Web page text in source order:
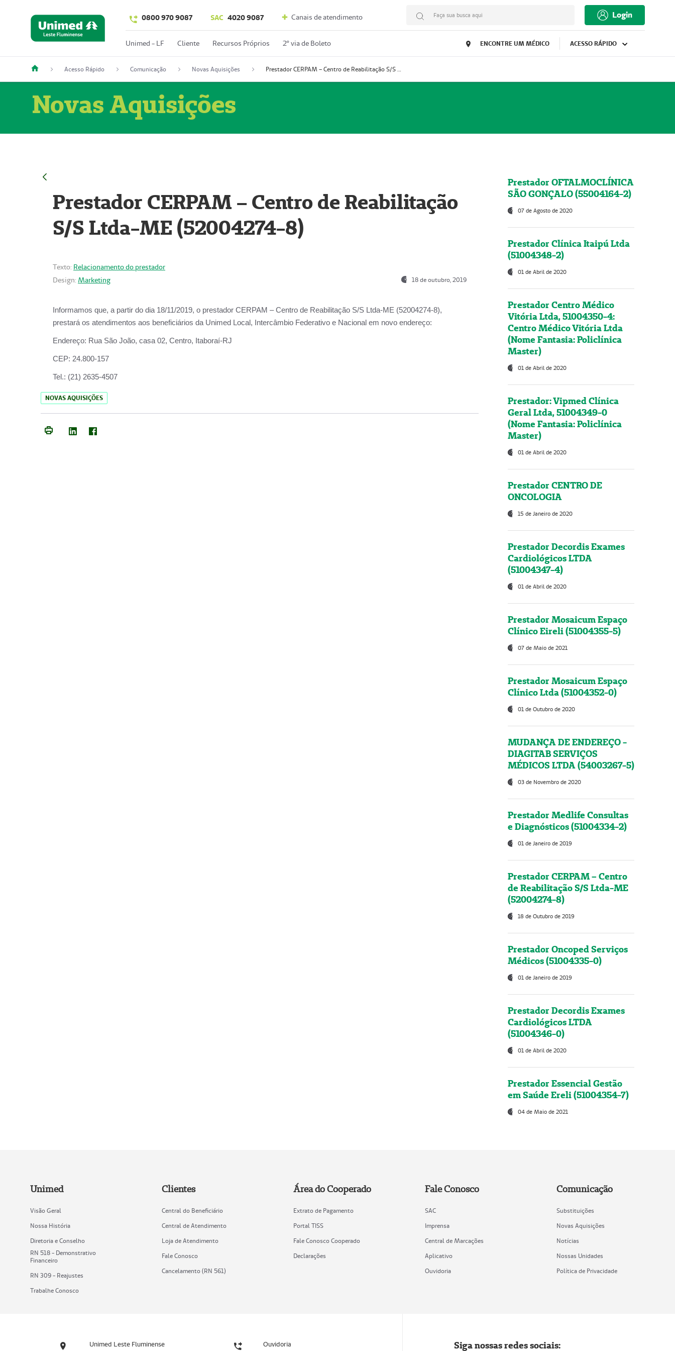
0800 970 9087 SAC 4020 9087 Canais de atendimento Faça sua busca aqui Login
Unimed - LF Cliente Recursos Próprios 2º via de Boleto ENCONTRE UM MÉDICO ACESSO RÁPIDO
Acesso Rápido Comunicação Novas Aquisições Prestador CERPAM – Centro de Reabilitação S/S Ltda-ME (52004274-8)
Novas Aquisições
Prestador CERPAM – Centro de Reabilitação
S/S Ltda-ME (52004274-8)
Texto: Relacionamento do prestador
Design: Marketing 18 de outubro, 2019
Informamos que, a partir do dia 18/11/2019, o prestador CERPAM – Centro de Reabilitação S/S Ltda-ME (52004274-8),
prestará os atendimentos aos beneficiários da Unimed Local, Intercâmbio Federativo e Nacional em novo endereço:
Endereço: Rua São João, casa 02, Centro, Itaboraí-RJ
CEP: 24.800-157
Tel.: (21) 2635-4507
NOVAS AQUISIÇÕES
Prestador OFTALMOCLÍNICA
SÃO GONÇALO (55004164-2)
07 de Agosto de 2020
Prestador Clínica Itaipú Ltda
(51004348-2)
01 de Abril de 2020
Prestador Centro Médico
Vitória Ltda, 51004350-4:
Centro Médico Vitória Ltda
(Nome Fantasia: Policlínica
Master)
01 de Abril de 2020
Prestador: Vipmed Clínica
Geral Ltda, 51004349-0
(Nome Fantasia: Policlínica
Master)
01 de Abril de 2020
Prestador CENTRO DE
ONCOLOGIA
15 de Janeiro de 2020
Prestador Decordis Exames
Cardiológicos LTDA
(51004347-4)
01 de Abril de 2020
Prestador Mosaicum Espaço
Clínico Eireli (51004355-5)
07 de Maio de 2021
Prestador Mosaicum Espaço
Clínico Ltda (51004352-0)
01 de Outubro de 2020
MUDANÇA DE ENDEREÇO -
DIAGITAB SERVIÇOS
MÉDICOS LTDA (54003267-5)
03 de Novembro de 2020
Prestador Medlife Consultas
e Diagnósticos (51004334-2)
01 de Janeiro de 2019
Prestador CERPAM – Centro
de Reabilitação S/S Ltda-ME
(52004274-8)
18 de Outubro de 2019
Prestador Oncoped Serviços
Médicos (51004335-0)
01 de Janeiro de 2019
Prestador Decordis Exames
Cardiológicos LTDA
(51004346-0)
01 de Abril de 2020
Prestador Essencial Gestão
em Saúde Ereli (51004354-7)
04 de Maio de 2021
Unimed
Visão Geral
Nossa História
Diretoria e Conselho
RN 518 - Demonstrativo
Financeiro
RN 309 - Reajustes
Trabalhe Conosco
Clientes
Central do Beneficiário
Central de Atendimento
Loja de Atendimento
Fale Conosco
Cancelamento (RN 561)
Área do Cooperado
Extrato de Pagamento
Portal TISS
Fale Conosco Cooperado
Declarações
Fale Conosco
SAC
Imprensa
Central de Marcações
Aplicativo
Ouvidoria
Comunicação
Substituições
Novas Aquisições
Notícias
Nossas Unidades
Política de Privacidade
Unimed Leste Fluminense Ouvidoria Siga nossas redes sociais: